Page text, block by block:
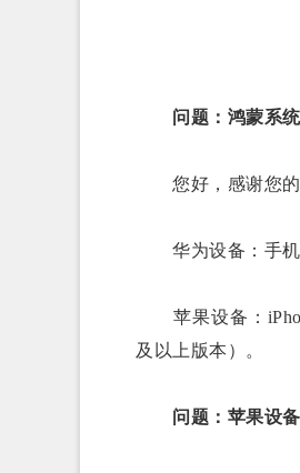
问题：鸿蒙系统
您好，感谢您
华为设备：手
苹果设备：
及以上版本）。
问题：苹果设备